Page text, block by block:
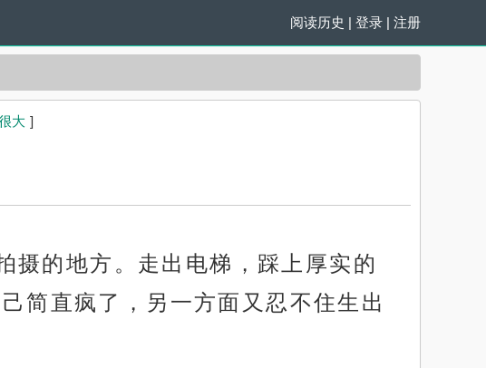
阅读历史 | 登录 | 注册
大 ]
摄的地方。走出电梯，踩上厚实的
简直疯了，另一方面又忍不住生出